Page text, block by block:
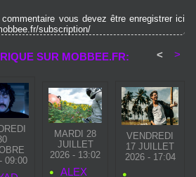
vous devez être enregistrer ici
subscription/
SUR MOBBEE.FR: < >
09:00
MARDI 28
JUILLET
2026 - 13:02
ALEX
VENDREDI
17 JUILLET
2026 - 17:04